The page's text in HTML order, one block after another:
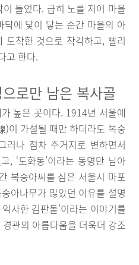
들었다. 급히 노를 저어 마을
에 닻이 닿는 순간 마을의 아
도착한 것으로 착각하고, 빨리
고 한다.
로만 남은 복사골
높은 곳이다. 1914년 서울에
이 가설될 때만 하더라도 복숭
러나 점차 주거지로 변하면서
, ‘도화동’이라는 동명만 남아
복숭아씨를 심은 서울시 마포
아나무가 많았던 이유를 설명
사한 김판돌’이라는 이야기를
관의 아름다움을 더욱더 강조